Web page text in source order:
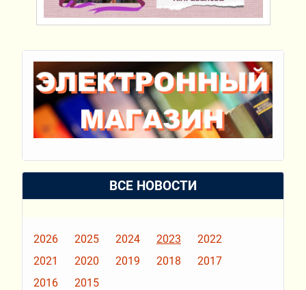
ВСЕ НОВОСТИ
2026 2025 2024 2023
2022
2021
2020 2019 2018
2017
2016
2015